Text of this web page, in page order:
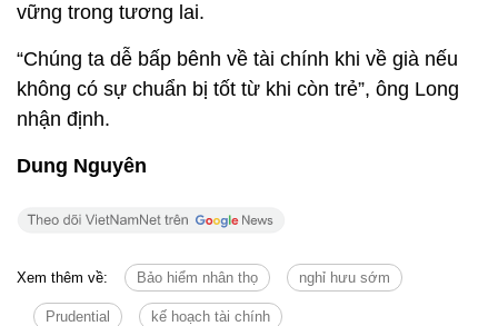
vững trong tương lai.
“Chúng ta dễ bấp bênh về tài chính khi về già nếu
không có sự chuẩn bị tốt từ khi còn trẻ”, ông Long
nhận định.
Dung Nguyên
Xem thêm về: Bảo hiểm nhân thọ nghỉ hưu sớm
Prudential kế hoạch tài chính